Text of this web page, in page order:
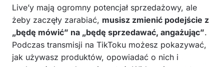
Live’y mają ogromny potencjał sprzedażowy, ale
żeby zaczęły zarabiać, musisz zmienić podejście z
„będę mówić” na „będę sprzedawać, angażując”.
Podczas transmisji na TikToku możesz pokazywać,
jak używasz produktów, opowiadać o nich i